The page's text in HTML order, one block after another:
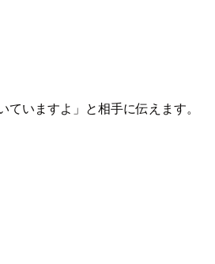
いますよ」と相手に伝えます。